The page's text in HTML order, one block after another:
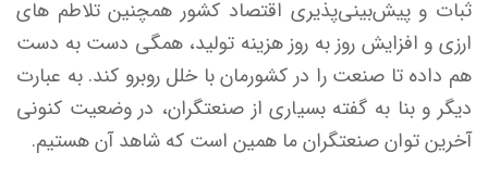
ثبات و پیش‌بینی‌پذیری اقتصاد کشور همچنین تلاطم های
ارزی و افزایش روز به روز هزینه تولید، همگی دست به دست
هم داده تا صنعت را در کشورمان با خلل روبرو کند. به عبارت
دیگر و بنا به گفته بسیاری از صنعتگران، در وضعیت کنونی
آخرین توان صنعتگران ما همین است که شاهد آن هستیم.